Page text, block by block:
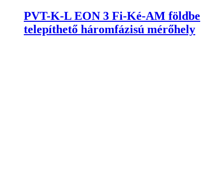
PVT-K-L EON 3 Fi-Ké-AM földbe
telepíthető háromfázisú mérőhely